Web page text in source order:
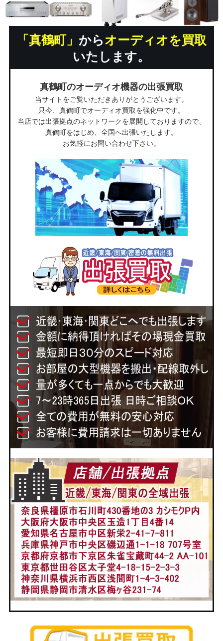
「真鶴町」 からオーディオを買取
いたします。
真鶴町のオーディオ機器の出張買取
当サイトをご覧いただきありがとうございます。
只今、真鶴町でオーディオ買取を強化中です。
当店では出張拠点のネットワークを展開しておりますので、
真鶴町をはじめ、全国へ出張いたします。
お気軽にお問い合わせ下さい。